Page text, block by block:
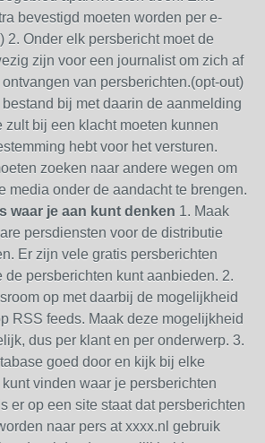
bevestigd moeten worden per e-
2. Onder elk persbericht moet de
zijn voor een journalist om zich af
van persberichten.(opt-out)
bij met daarin de aanmelding
zult bij een klacht moeten kunnen
hebt voor het versturen.
zoeken naar andere wegen om
media onder de aandacht te brengen.
waar je aan kunt denken 1. Maak
persdiensten voor de distributie
Er zijn vele gratis persberichten
de persberichten kunt aanbieden. 2.
op met daarbij de mogelijkheid
RSS feeds. Maak deze mogelijkheid
dus per klant en per onderwerp. 3.
goed door en kijk bij elke
vinden waar je persberichten
er op een site staat dat persberichten
naar pers at xxxx.nl gebruik